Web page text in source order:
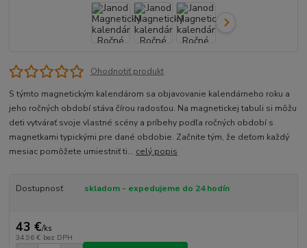
Ohodnotiť produkt
S týmto magnetickým kalendárom sa objavovanie kalendárneho roku a
jeho ročných období stáva čírou radosťou. Na magnetickej tabuli si môžu
deti vytvárať svoje vlastné scény a príbehy podľa ročných období s
magnetkami typickými pre dané obdobie. Začnite tým, že deťom každý
mesiac pomôžete umiestniť ti... celý popis
Dostupnosť skladom - expedujeme do 24 hodín
43 €/ks
34,96 € bez DPH